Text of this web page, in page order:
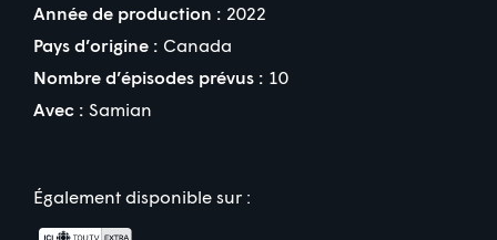
Année de production : 2022
Pays d’origine : Canada
Nombre d’épisodes prévus : 10
Avec : Samian
Également disponible sur :